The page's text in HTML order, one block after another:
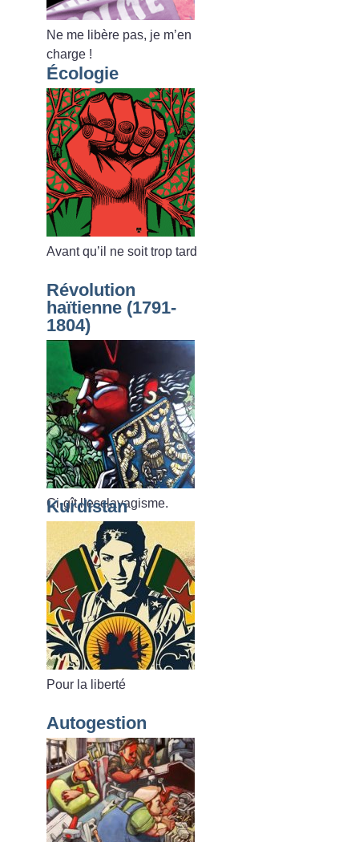
Ne me libère pas, je m’en
charge !
Écologie
Avant qu’il ne soit trop tard
Révolution
haïtienne (1791-
1804)
Ci-gît l’esclavagisme.
Kurdistan
Pour la liberté
Autogestion